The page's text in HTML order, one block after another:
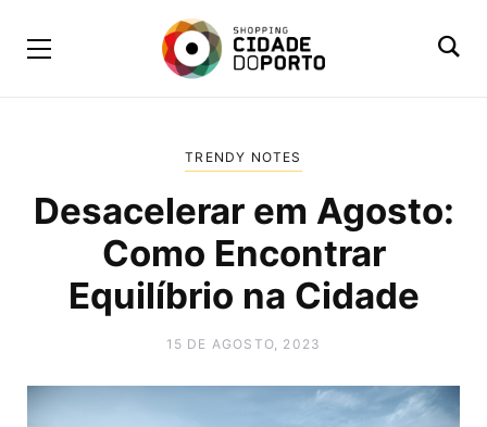
TRENDY NOTES
Desacelerar em Agosto:
Como Encontrar
Equilíbrio na Cidade
15 DE AGOSTO, 2023